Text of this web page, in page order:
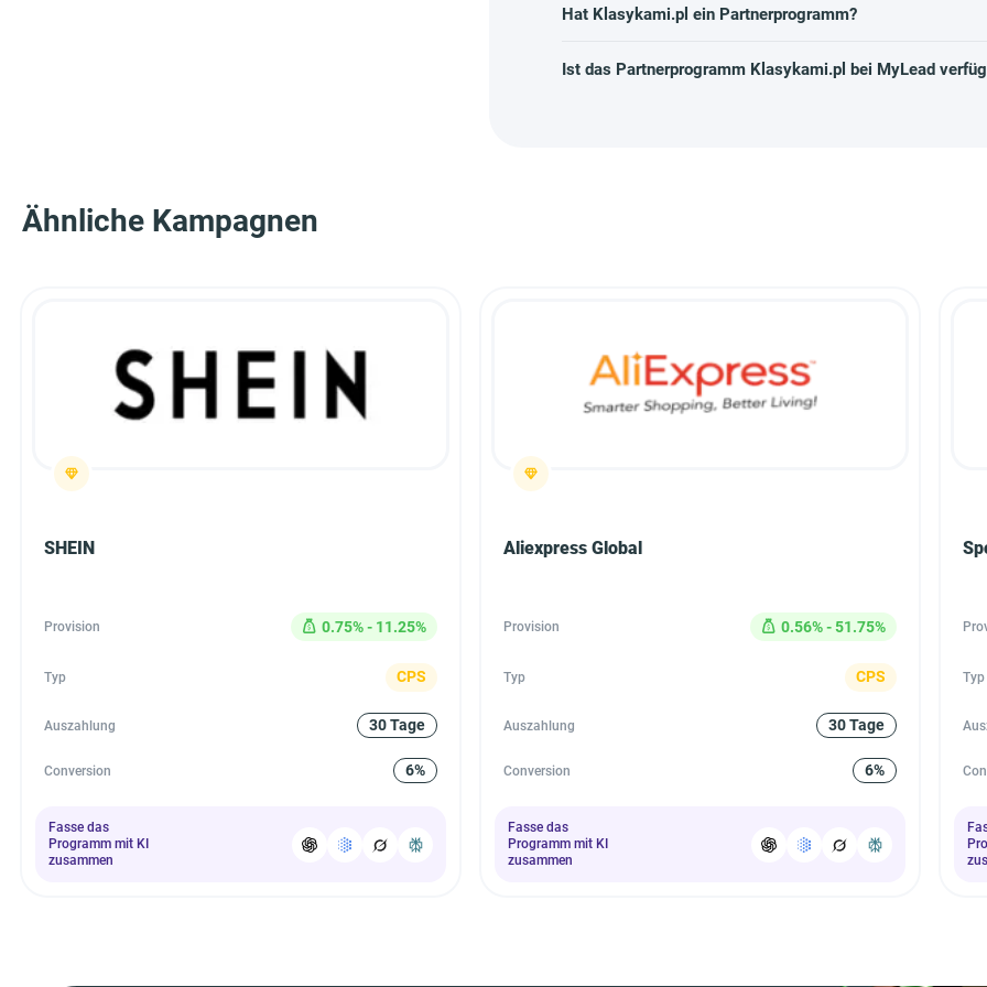
Hat Klasykami.pl ein Partnerprogramm?
Ist das Partnerprogramm Klasykami.pl bei MyLead
Ähnliche Kampagnen
SHEIN
Provision 0.75% - 11.25%
Typ CPS
Auszahlung 30 Tage
Conversion 6%
Fasse das
Programm mit KI
zusammen
Aliexpress Global
Provision 0.56% - 51.75%
Typ CPS
Auszahlung 30 Tage
Conversion 6%
Fasse das
Programm mit KI
zusammen
Typ